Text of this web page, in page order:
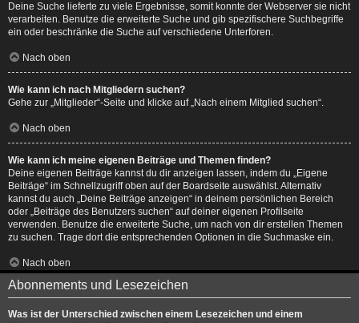
Deine Suche lieferte zu viele Ergebnisse, somit konnte der Webserver sie nicht
verarbeiten. Benutze die erweiterte Suche und gib spezifischere Suchbegriffe
ein oder beschränke die Suche auf verschiedene Unterforen.
Nach oben
Wie kann ich nach Mitgliedern suchen?
Gehe zur „Mitglieder“-Seite und klicke auf „Nach einem Mitglied suchen“.
Nach oben
Wie kann ich meine eigenen Beiträge und Themen finden?
Deine eigenen Beiträge kannst du dir anzeigen lassen, indem du „Eigene
Beiträge“ im Schnellzugriff oben auf der Boardseite auswählst. Alternativ
kannst du auch „Deine Beiträge anzeigen“ in deinem persönlichen Bereich
oder „Beiträge des Benutzers suchen“ auf deiner eigenen Profilseite
verwenden. Benutze die erweiterte Suche, um nach von dir erstellen Themen
zu suchen. Trage dort die entsprechenden Optionen in die Suchmaske ein.
Nach oben
Abonnements und Lesezeichen
Was ist der Unterschied zwischen einem Lesezeichen und einem